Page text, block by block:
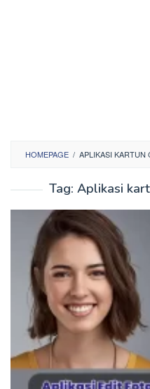
HOMEPAGE / APLIKASI KARTUN
Tag: Aplikasi